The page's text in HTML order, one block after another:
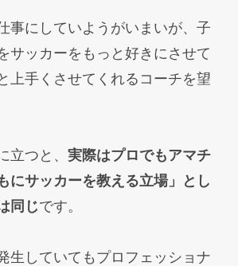
事にしていようがいまいが、子
サッカーをもっと好きにさせて
上手くさせてくれるコーチを望
立つと、 実際はプロでもアマチ
にサッカーを教える立場」とし
同じです。
生していてもプロフェッショナ